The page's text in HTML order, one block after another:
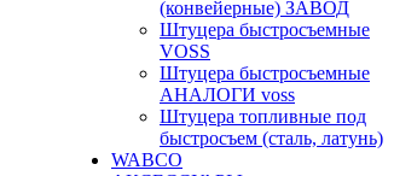
(конвейерные) ЗАВОД
Штуцера быстросъемные
VOSS
Штуцера быстросъемные
АНАЛОГИ voss
Штуцера топливные под
быстросъем (сталь, латунь)
WABCO